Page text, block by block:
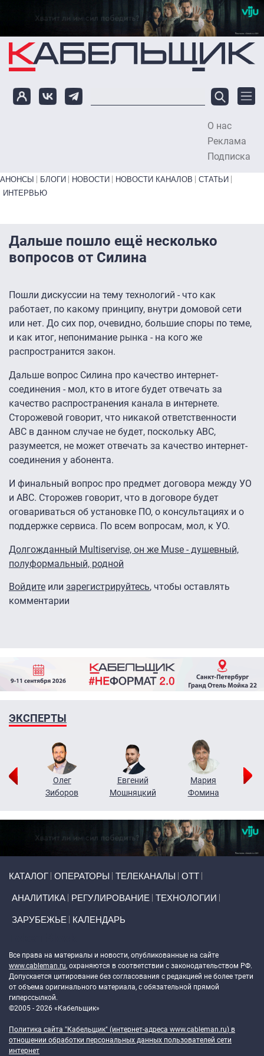
Перейти к основному содержанию
О нас
Реклама
Подписка
Primary links bottom
АНОНСЫ БЛОГИ НОВОСТИ НОВОСТИ КАНАЛОВ
СТАТЬИ
ИНТЕРВЬЮ
Дальше пошло ещё несколько
вопросов от Силина
Пошли дискуссии на тему технологий - что как
работает, по какому принципу, внутри домовой сети
или нет. До сих пор, очевидно, большие споры по теме,
и как итог, непонимание рынка - на кого же
распространится закон.
Дальше вопрос Силина про качество интернет-
соединения - мол, кто в итоге будет отвечать за
качество распространения канала в интернете.
Сторожевой говорит, что никакой ответственности
АВС в данном случае не будет, поскольку АВС,
разумеется, не может отвечать за качество интернет-
соединения у абонента.
И финальный вопрос про предмет договора между УО
и АВС. Сторожев говорит, что в договоре будет
оговариваться об установке ПО, о консультациях и о
поддержке сервиса. По всем вопросам, мол, к УО.
Долгожданный Multiservise, он же Muse - душевный,
полуформальный, родной
Войдите или зарегистрируйтесь, чтобы оставлять
комментарии
ЭКСПЕРТЫ
Олег
Зиборов
Евгений
Мошняцкий
Мария
Фомина
КАТАЛОГ ОПЕРАТОРЫ ТЕЛЕКАНАЛЫ ОТТ
АНАЛИТИКА РЕГУЛИРОВАНИЕ ТЕХНОЛОГИИ
ЗАРУБЕЖЬЕ КАЛЕНДАРЬ
Все права на материалы и новости, опубликованные на сайте
www.cableman.ru, охраняются в соответствии с законодательством РФ.
Допускается цитирование без согласования с редакцией не более трети
от объема оригинального материала, с обязательной прямой
гиперссылкой.
©2005 - 2026 «Кабельщик»
Политика сайта "Кабельщик" (интернет-адреса www.cableman.ru) в
отношении обработки персональных данных пользователей сети
интернет